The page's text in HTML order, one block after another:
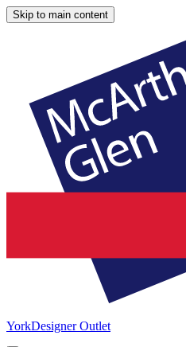
Skip to main content
YorkDesigner Outlet